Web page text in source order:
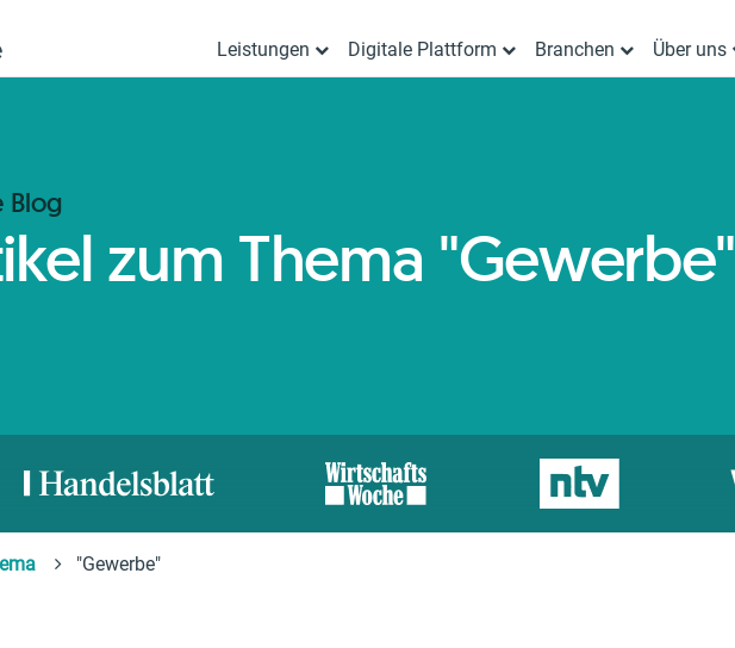
Leistungen Digitale Plattform Branchen Über uns
Blog
zum Thema "Gewerbe"
"Gewerbe"